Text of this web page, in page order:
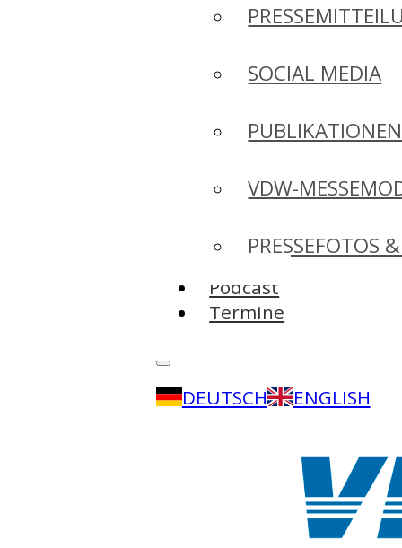
SOCIAL MEDIA
PUBLIKATIONEN
VDW-
PRESSEFOTOS
Podcast
Termine
DEUTSCH ENGLISH